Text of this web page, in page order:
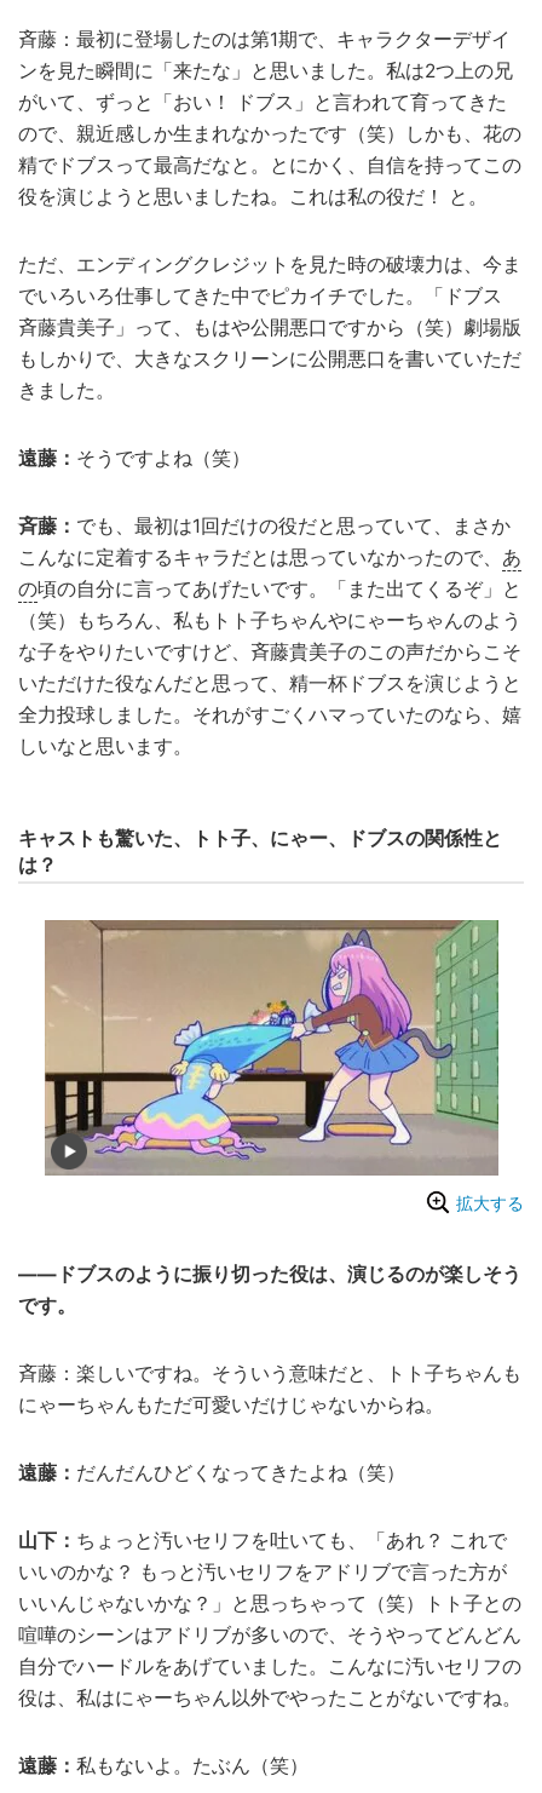
斉藤：最初に登場したのは第1期で、キャラクターデザイ
ンを見た瞬間に「来たな」と思いました。私は2つ上の兄
がいて、ずっと「おい！ ドブス」と言われて育ってきた
ので、親近感しか生まれなかったです（笑）しかも、花の
精でドブスって最高だなと。とにかく、自信を持ってこの
役を演じようと思いましたね。これは私の役だ！ と。
ただ、エンディングクレジットを見た時の破壊力は、今ま
でいろいろ仕事してきた中でピカイチでした。「ドブス
斉藤貴美子」って、もはや公開悪口ですから（笑）劇場版
もしかりで、大きなスクリーンに公開悪口を書いていただ
きました。
遠藤： そうですよね（笑）
斉藤： でも、最初は1回だけの役だと思っていて、まさか
こんなに定着するキャラだとは思っていなかったので、 あ
の頃の自分に言ってあげたいです。「また出てくるぞ」と
（笑）もちろん、私もトト子ちゃんやにゃーちゃんのよう
な子をやりたいですけど、斉藤貴美子のこの声だからこそ
いただけた役なんだと思って、精一杯ドブスを演じようと
全力投球しました。それがすごくハマっていたのなら、嬉
しいなと思います。
キャストも驚いた、トト子、にゃー、ドブスの関係性と
は？
拡大する
――ドブスのように振り切った役は、演じるのが楽しそう
です。
斉藤：楽しいですね。そういう意味だと、トト子ちゃんも
にゃーちゃんもただ可愛いだけじゃないからね。
遠藤： だんだんひどくなってきたよね（笑）
山下： ちょっと汚いセリフを吐いても、「あれ？ これで
いいのかな？ もっと汚いセリフをアドリブで言った方が
いいんじゃないかな？」と思っちゃって（笑）トト子との
喧嘩のシーンはアドリブが多いので、そうやってどんどん
自分でハードルをあげていました。こんなに汚いセリフの
役は、私はにゃーちゃん以外でやったことがないですね。
遠藤： 私もないよ。たぶん（笑）